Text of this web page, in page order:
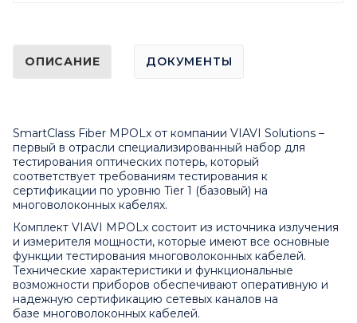
ОПИСАНИЕ ДОКУМЕНТЫ
SmartClass Fiber MPOLx от компании VIAVI Solutions –
первый в отрасли специализированный набор для
тестирования оптических потерь, который
соответствует требованиям тестирования к
сертификации по уровню Tier 1 (базовый) на
многоволоконных кабелях.
Комплект VIAVI MPOLx состоит из источника излучения
и измерителя мощности, которые имеют все основные
функции тестирования многоволоконных кабелей.
Технические характеристики и функциональные
возможности приборов обеспечивают оперативную и
надежную сертификацию сетевых каналов на
базе многоволоконных кабелей.